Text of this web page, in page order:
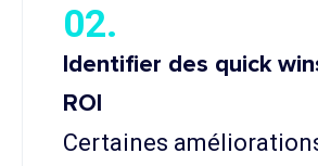
02.
Identifier des quick
ROI
Certaines